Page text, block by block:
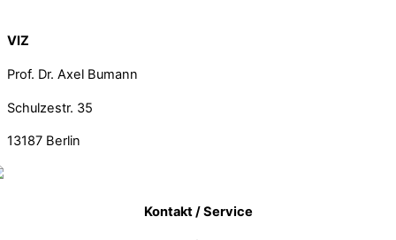
VIZ
Prof. Dr. Axel Bumann
Schulzestr. 35
13187 Berlin
Kontakt / Service